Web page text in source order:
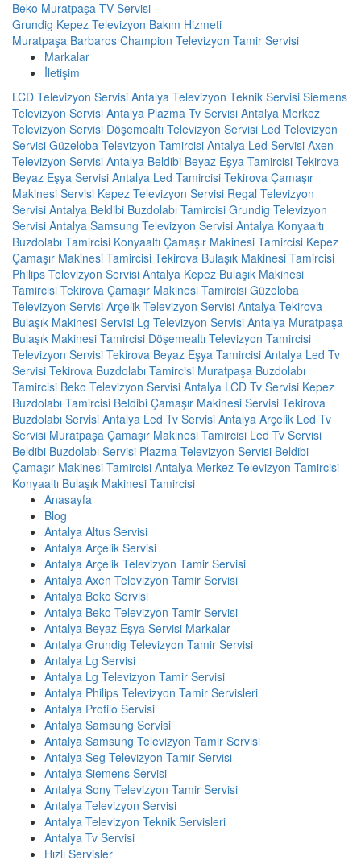
Beko Muratpaşa TV Servisi
Grundig Kepez Televizyon Bakım Hizmeti
Muratpaşa Barbaros Champion Televizyon Tamir Servisi
Markalar
İletişim
LCD Televizyon Servisi Antalya Televizyon Teknik Servisi Siemens
Televizyon Servisi Antalya Plazma Tv Servisi Antalya Merkez
Televizyon Servisi Döşemealtı Televizyon Servisi Led Televizyon
Servisi Güzeloba Televizyon Tamircisi Antalya Led Servisi Axen
Televizyon Servisi Antalya Beldibi Beyaz Eşya Tamircisi Tekirova
Beyaz Eşya Servisi Antalya Led Tamircisi Tekirova Çamaşır
Makinesi Servisi Kepez Televizyon Servisi Regal Televizyon
Servisi Antalya Beldibi Buzdolabı Tamircisi Grundig Televizyon
Servisi Antalya Samsung Televizyon Servisi Antalya Konyaaltı
Buzdolabı Tamircisi Konyaaltı Çamaşır Makinesi Tamircisi Kepez
Çamaşır Makinesi Tamircisi Tekirova Bulaşık Makinesi Tamircisi
Philips Televizyon Servisi Antalya Kepez Bulaşık Makinesi
Tamircisi Tekirova Çamaşır Makinesi Tamircisi Güzeloba
Televizyon Servisi Arçelik Televizyon Servisi Antalya Tekirova
Bulaşık Makinesi Servisi Lg Televizyon Servisi Antalya Muratpaşa
Bulaşık Makinesi Tamircisi Döşemealtı Televizyon Tamircisi
Televizyon Servisi Tekirova Beyaz Eşya Tamircisi Antalya Led Tv
Servisi Tekirova Buzdolabı Tamircisi Muratpaşa Buzdolabı
Tamircisi Beko Televizyon Servisi Antalya LCD Tv Servisi Kepez
Buzdolabı Tamircisi Beldibi Çamaşır Makinesi Servisi Tekirova
Buzdolabı Servisi Antalya Led Tv Servisi Antalya Arçelik Led Tv
Servisi Muratpaşa Çamaşır Makinesi Tamircisi Led Tv Servisi
Beldibi Buzdolabı Servisi Plazma Televizyon Servisi Beldibi
Çamaşır Makinesi Tamircisi Antalya Merkez Televizyon Tamircisi
Konyaaltı Bulaşık Makinesi Tamircisi
Anasayfa
Blog
Antalya Altus Servisi
Antalya Arçelik Servisi
Antalya Arçelik Televizyon Tamir Servisi
Antalya Axen Televizyon Tamir Servisi
Antalya Beko Servisi
Antalya Beko Televizyon Tamir Servisi
Antalya Beyaz Eşya Servisi Markalar
Antalya Grundig Televizyon Tamir Servisi
Antalya Lg Servisi
Antalya Lg Televizyon Tamir Servisi
Antalya Philips Televizyon Tamir Servisleri
Antalya Profilo Servisi
Antalya Samsung Servisi
Antalya Samsung Televizyon Tamir Servisi
Antalya Seg Televizyon Tamir Servisi
Antalya Siemens Servisi
Antalya Sony Televizyon Tamir Servisi
Antalya Televizyon Servisi
Antalya Televizyon Teknik Servisleri
Antalya Tv Servisi
Hızlı Servisler